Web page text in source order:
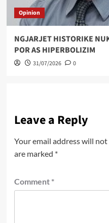
Opinion
NGJARJET HISTORIKE
POR AS HIPERBOLIZIM
31/07/2026 0
Leave a Reply
Your email address will
are marked *
Comment *